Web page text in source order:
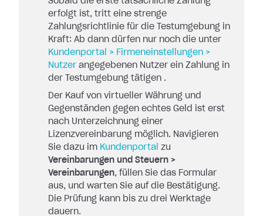
erfolgt ist, tritt eine strenge
Zahlungsrichtlinie für die Testumgebung in
Kraft: Ab dann dürfen nur noch die unter
Kundenportal > Firmeneinstellungen >
Nutzer angegebenen Nutzer ein Zahlung in
der Testumgebung tätigen .
Der Kauf von virtueller Währung und
Gegenständen gegen echtes Geld ist erst
nach Unterzeichnung einer
Lizenzvereinbarung möglich. Navigieren
Sie dazu im Kundenportal zu
Vereinbarungen und Steuern >
Vereinbarungen, füllen Sie das Formular
aus, und warten Sie auf die Bestätigung.
Die Prüfung kann bis zu drei Werktage
dauern.